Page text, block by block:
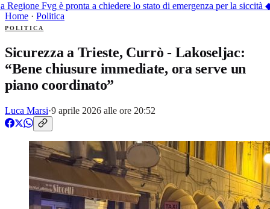
Regione Fvg è pronta a chiedere lo stato di emergenza per la siccità ◆
Home · Politica
POLITICA
Sicurezza a Trieste, Currò - Lakoseljac:
“Bene chiusure immediate, ora serve un
piano coordinato”
Luca Marsi·9 aprile 2026 alle ore 20:52